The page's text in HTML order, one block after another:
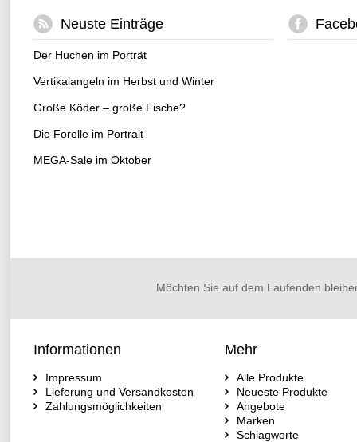
Neuste Einträge
Der Huchen im Porträt
Vertikalangeln im Herbst und Winter
Große Köder – große Fische?
Die Forelle im Portrait
MEGA-Sale im Oktober
Möchten Sie auf dem Laufenden
Informationen
Impressum
Lieferung und Versandkosten
Zahlungsmöglichkeiten
Mehr
Alle Produkte
Neueste Produkte
Angebote
Marken
Schlagworte